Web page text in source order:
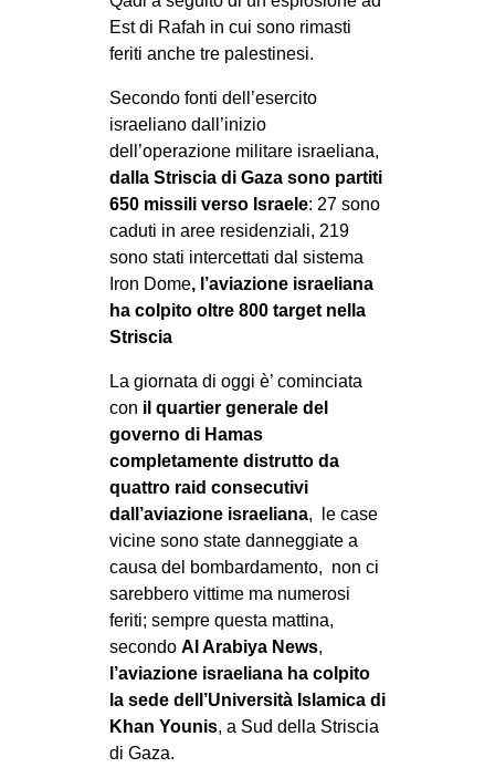
REPRESSIONE
STUDENTI
CULTURE
ARTE
CINEMA
MANIFESTI
MUSICA
INTERNAZIONALE
AFRICA
AMERICHE
ESTREMO ORIENTE
EUROPA
MEDIO ORIENTE
MONDO
EVENTI
Est di Rafah in cui sono rimasti
feriti anche tre palestinesi.
Secondo fonti dell’esercito
israeliano dall’inizio
dell’operazione militare israeliana,
dalla Striscia di Gaza sono partiti
650 missili verso Israele: 27 sono
caduti in aree residenziali, 219
sono stati intercettati dal sistema
Iron Dome, l’aviazione israeliana
ha colpito oltre 800 target nella
Striscia
La giornata di oggi è’ cominciata
con il quartier generale del
governo di Hamas
completamente distrutto da
quattro raid consecutivi
dall’aviazione israeliana, le case
vicine sono state danneggiate a
causa del bombardamento, non ci
sarebbero vittime ma numerosi
feriti; sempre questa mattina,
secondo Al Arabiya News,
l’aviazione israeliana ha colpito
la sede dell’Università Islamica di
Khan Younis, a Sud della Striscia
di Gaza.